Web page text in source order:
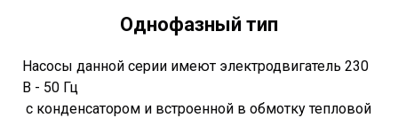
Однофазный тип
Насосы данной серии имеют электродвигатель 230
В - 50 Гц
с конденсатором и встроенной в обмотку тепловой